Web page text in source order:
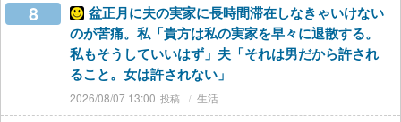
8
盆正月に夫の実家に長時間滞在しなきゃいけない
のが苦痛。私「貴方は私の実家を早々に退散する。
私もそうしていいはず」夫「それは男だから許され
ること。女は許されない」
2026/08/07 13:00 生活